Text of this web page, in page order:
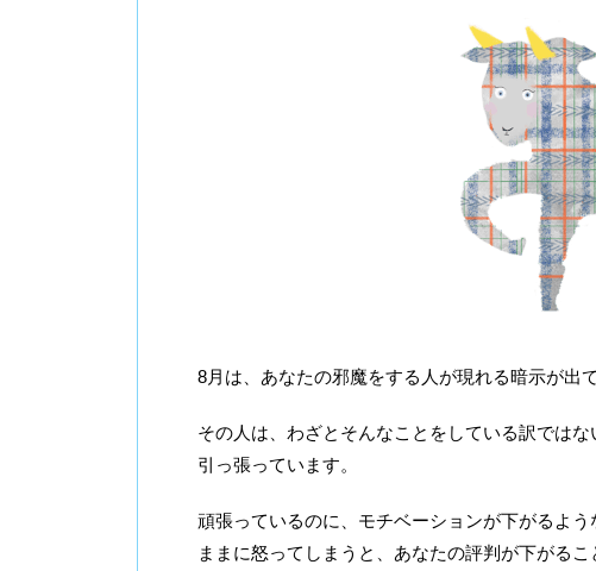
8月は、あなたの邪魔をする人が現れる暗示が出て
その人は、わざとそんなことをしている訳では
引っ張っています。
頑張っているのに、モチベーションが下がるよ
ままに怒ってしまうと、あなたの評判が下がるこ